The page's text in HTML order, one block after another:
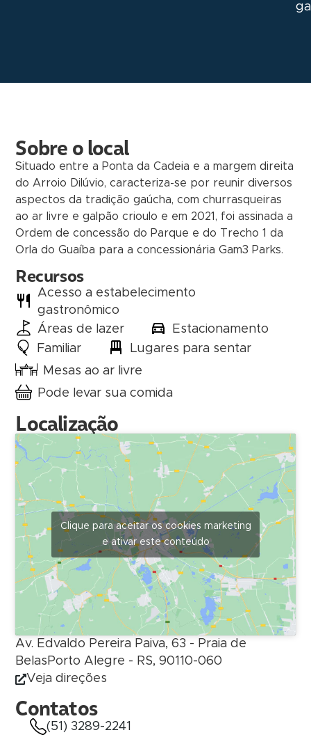
Sobre o local
Situado entre a Ponta da Cadeia e a margem direita
do Arroio Dilúvio, caracteriza-se por reunir diversos
aspectos da tradição gaúcha, com churrasqueiras
ao ar livre e galpão crioulo e em 2021, foi assinada a
Ordem de concessão do Parque e do Trecho 1 da
Orla do Guaíba para a concessionária Gam3 Parks.
Recursos
Acesso a estabelecimento
gastronômico
Áreas de lazer
Estacionamento
Familiar
Lugares para sentar
Mesas ao ar livre
Pode levar sua comida
Localização
Clique para aceitar os cookies marketing
e ativar este conteúdo
Av. Edvaldo Pereira Paiva, 63 - Praia de
BelasPorto Alegre - RS, 90110-060
Veja direções
Contatos
(51) 3289-2241